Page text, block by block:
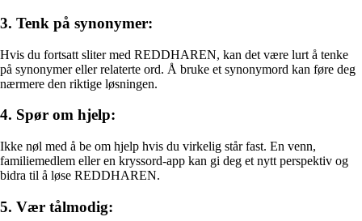
3. Tenk på synonymer:
Hvis du fortsatt sliter med REDDHAREN, kan det være lurt å tenke
på synonymer eller relaterte ord. Å bruke et synonymord kan føre deg
nærmere den riktige løsningen.
4. Spør om hjelp:
Ikke nøl med å be om hjelp hvis du virkelig står fast. En venn,
familiemedlem eller en kryssord-app kan gi deg et nytt perspektiv og
bidra til å løse REDDHAREN.
5. Vær tålmodig: